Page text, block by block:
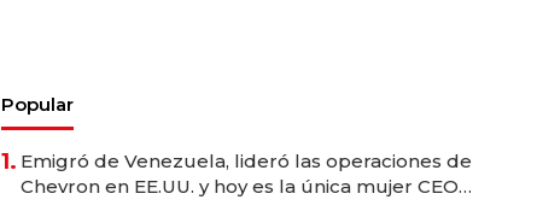
Popular
1. Emigró de Venezuela, lideró las operaciones de
Chevron en EE.UU. y hoy es la única mujer CEO